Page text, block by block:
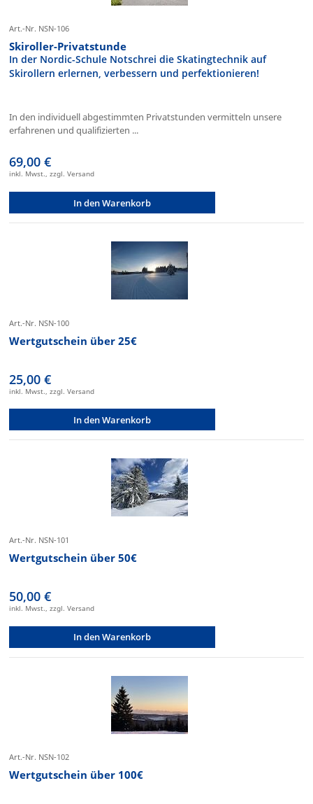
Art.-Nr. NSN-106
Skiroller-Privatstunde
In der Nordic-Schule Notschrei die Skatingtechnik auf
Skirollern erlernen, verbessern und perfektionieren!
In den individuell abgestimmten Privatstunden vermitteln unsere
erfahrenen und qualifizierten ...
69,00 €
inkl. Mwst., zzgl. Versand
In den Warenkorb
Art.-Nr. NSN-100
Wertgutschein über 25€
25,00 €
inkl. Mwst., zzgl. Versand
In den Warenkorb
Art.-Nr. NSN-101
Wertgutschein über 50€
50,00 €
inkl. Mwst., zzgl. Versand
In den Warenkorb
Art.-Nr. NSN-102
Wertgutschein über 100€